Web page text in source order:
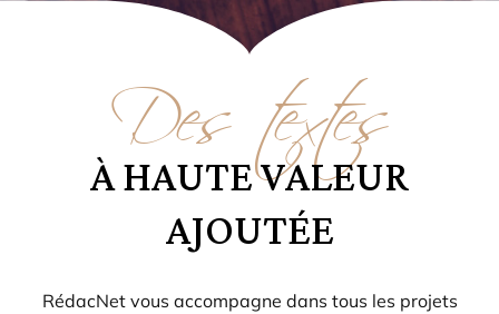
Des textes
À HAUTE VALEUR
AJOUTÉE
RédacNet vous accompagne dans tous les projets